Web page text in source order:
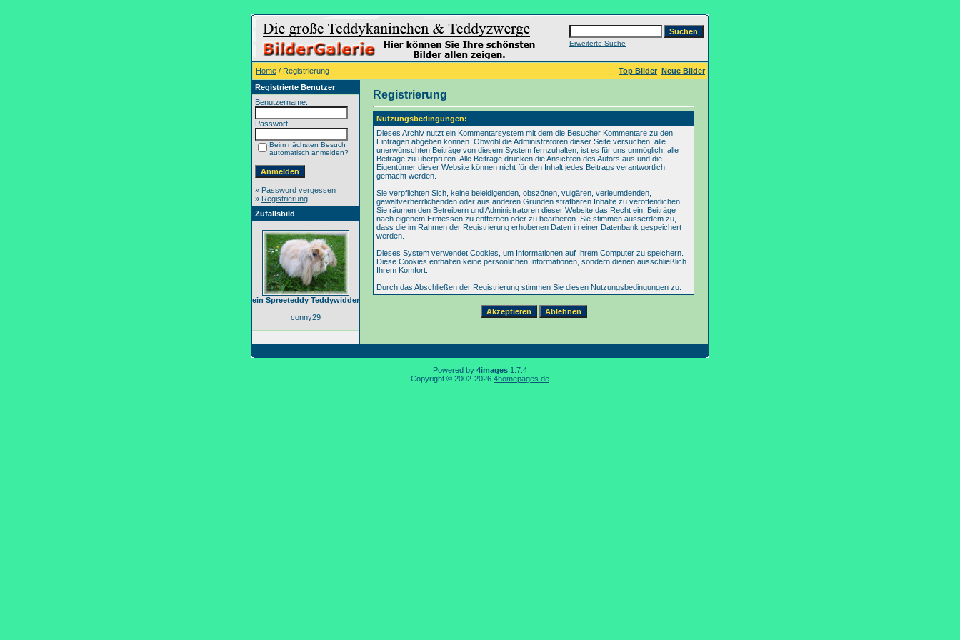
Erweiterte Suche
Home / Registrierung Top Bilder Neue Bilder
Registrierte Benutzer
Benutzername:
Passwort:
Beim nächsten Besuch
automatisch anmelden?
» Password vergessen
» Registrierung
Zufallsbild
ein Spreeteddy Teddywidder
conny29
Registrierung
Nutzungsbedingungen:
Dieses Archiv nutzt ein Kommentarsystem mit dem die Besucher Kommentare zu den
Einträgen abgeben können. Obwohl die Administratoren dieser Seite versuchen, alle
unerwünschten Beiträge von diesem System fernzuhalten, ist es für uns unmöglich, alle
Beiträge zu überprüfen. Alle Beiträge drücken die Ansichten des Autors aus und die
Eigentümer dieser Website können nicht für den Inhalt jedes Beitrags verantwortlich
gemacht werden.
Sie verpflichten Sich, keine beleidigenden, obszönen, vulgären, verleumdenden,
gewaltverherrlichenden oder aus anderen Gründen strafbaren Inhalte zu veröffentlichen.
Sie räumen den Betreibern und Administratoren dieser Website das Recht ein, Beiträge
nach eigenem Ermessen zu entfernen oder zu bearbeiten. Sie stimmen ausserdem zu,
dass die im Rahmen der Registrierung erhobenen Daten in einer Datenbank gespeichert
werden.
Dieses System verwendet Cookies, um Informationen auf Ihrem Computer zu speichern.
Diese Cookies enthalten keine persönlichen Informationen, sondern dienen ausschließlich
Ihrem Komfort.
Durch das Abschließen der Registrierung stimmen Sie diesen Nutzungsbedingungen zu.
Powered by 4images 1.7.4
Copyright © 2002-2026 4homepages.de